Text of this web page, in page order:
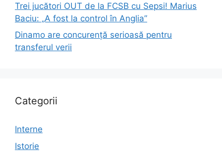
Trei jucători OUT de la FCSB cu Sepsi! Marius
Baciu: „A fost la control în Anglia”
Dinamo are concurență serioasă pentru
transferul verii
Categorii
Interne
Istorie